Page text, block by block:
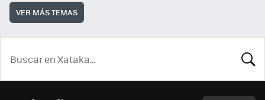
VER MÁS TEMAS